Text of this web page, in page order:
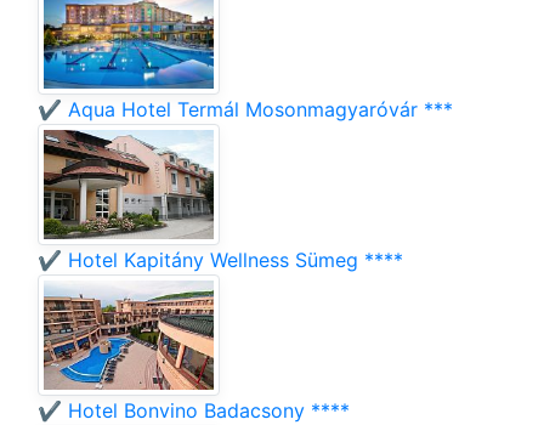
✔️ Aqua Hotel Termál Mosonmagyaróvár ***
✔️ Hotel Kapitány Wellness Sümeg ****
✔️ Hotel Bonvino Badacsony ****